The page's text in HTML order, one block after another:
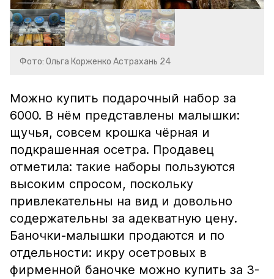
Фото: Ольга Корженко Астрахань 24
Можно купить подарочный набор за
6000. В нём представлены малышки:
щучья, совсем крошка чёрная и
подкрашенная осетра. Продавец
отметила: такие наборы пользуются
высоким спросом, поскольку
привлекательны на вид и довольно
содержательны за адекватную цену.
Баночки-малышки продаются и по
отдельности: икру осетровых в
фирменной баночке можно купить за 3-